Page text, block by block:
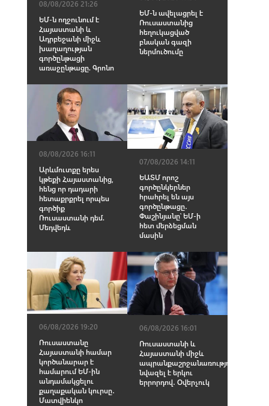
08/08/2026 21:26
ԵՄ-ն ողջունում է
Հայաստանի և
Ադրբեջանի միջև
խաղաղության
գործընթացի
առաջընթացը. Գրոնո
ԵՄ-ն ավելացրել է
Ռուսաստանից
հեղուկացված
բնական գազի
ներմուծումը
08/08/2026 16:11
Արևմուտքը երես
կթեքի Հայաստանից,
հենց որ դադարի
հետաքրքրել որպես
գործիք
Ռուսաստանի դեմ.
Մեդվեդև
07/08/2026 14:11
ԵԱՏՄ որոշ
գործընկերներ
հրահրել են այս
գործընթացը․
Փաշինյանը՝ ԵՄ-ի
հետ մերձեցման
մասին
06/08/2026 19:20
Ռուսաստանը
Հայաստանի համար
կործանարար է
համարում ԵՄ-ին
անդամակցելու
քաղաքական կուրսը․
Մատվիենկո
06/08/2026 16:01
Ռուսաստանի և
Հայաստանի միջև
ապրանքաշրջանառությունը
նվազել է երկու
երրորդով․ Օվերչուկ